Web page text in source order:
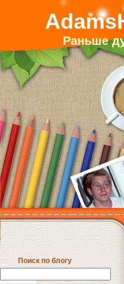
Раньше
Поиск по блогу